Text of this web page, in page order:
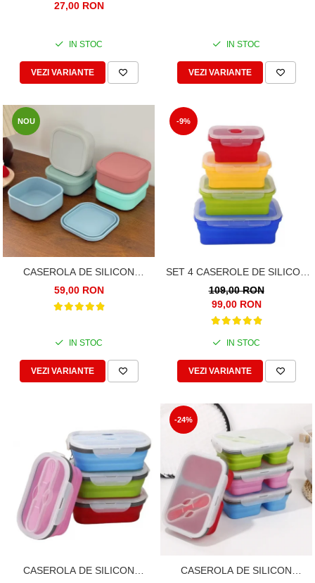
27,00 RON
IN STOC
VEZI VARIANTE
IN STOC
VEZI VARIANTE
NOU
CASEROLA DE SILICON
PREMIUM, PATRATA, 800ML
59,00 RON
IN STOC
VEZI VARIANTE
-9%
SET 4 CASEROLE DE SILICON
PLIABILE PENTRU PRANZ SAU
MERINDE
109,00 RON
99,00 RON
IN STOC
VEZI VARIANTE
CASEROLA DE SILICON
-24%
CASEROLA DE SILICON